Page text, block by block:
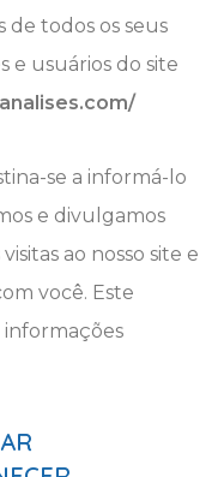
todos os seus
e usuários do site
se a informá-lo
e divulgamos
ao nosso site e
você. Este